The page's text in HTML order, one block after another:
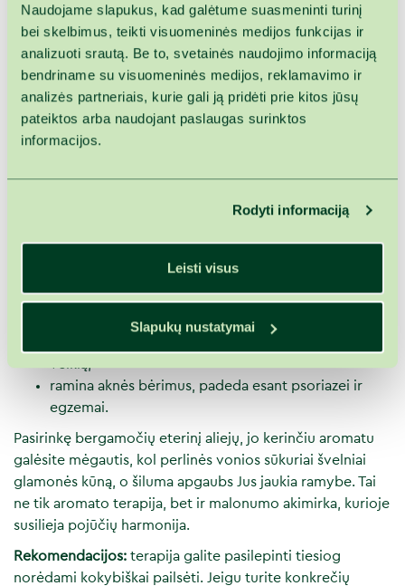
Naudojame slapukus, kad galėtume suasmeninti turinį
bei skelbimus, teikti visuomeninės medijos funkcijas ir
analizuoti srautą. Be to, svetainės naudojimo informaciją
bendriname su visuomeninės medijos, reklamavimo ir
analizės partneriais, kurie gali ją pridėti prie kitos jūsų
pateiktos arba naudojant paslaugas surinktos
informacijos.
Rodyti informaciją
Leisti visus
Slapukų nustatymai
Mineralinio vandens elementai padeda atkurti odos
drėgmės balansą, skatindami jos natūralų spindesį, o
bergamotės eterinis aliejus veikia raminančiai ir mažina
įtampą. Ši vonia puikiai tinka tiems, kurie ieško būdų, kaip
atgauti jėgas po ilgos dienos ir sustiprinti odos
elastingumą. Atraskite harmoniją tarp kūno ir sielos,
mėgaudamiesi šiuo jausmingu atsipalaidavimo ritualu.
Vidutinės mineralizacijos (10–12 g/l) bergamočių vonios
stiprina organizmą;
gerina virškinimo procesus;
ramina aknės bėrimus, padeda esant psoriazei ir
egzemai.
Pasirinkę bergamočių eterinį aliejų, jo kerinčiu aromatu
galėsite mėgautis, kol perlinės vonios sūkuriai švelniai
glamonės kūną, o šiluma apgaubs Jus jaukia ramybe. Tai
ne tik aromato terapija, bet ir malonumo akimirka, kurioje
susilieja pojūčių harmonija.
Rekomendacijos: terapija galite pasilepinti tiesiog
norėdami kokybiškai pailsėti. Jeigu turite konkrečių